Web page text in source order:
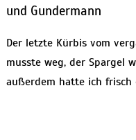
und Gundermann
Der letzte Kürbis vom
musste weg, der Spargel
außerdem hatte ich frisch